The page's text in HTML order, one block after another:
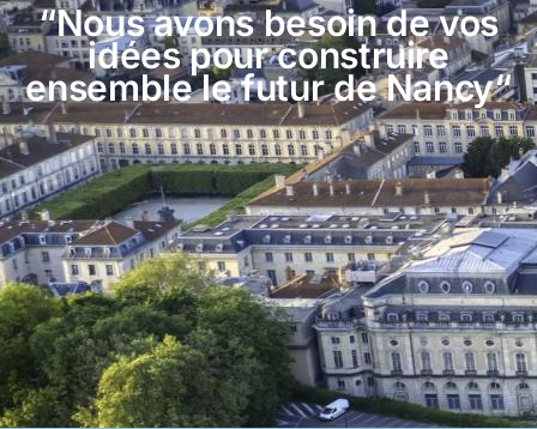
“Nous avons besoin de vos
idées pour construire
ensemble le futur de Nancy“